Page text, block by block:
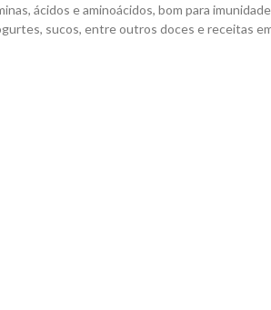
ácidos e aminoácidos, bom para
sucos, entre outros doces e receitas